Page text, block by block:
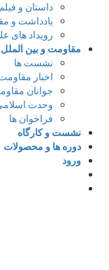
داستان و فیلم
یادداشت و
رویداد های
مقاومت و بین الملل
نشست ها
اخبار مقاومت
جوانان مقاومت
وحدت اسلامی
فراخوان ها
نشست و کارگاه
دوره ها و محصولات
ورود